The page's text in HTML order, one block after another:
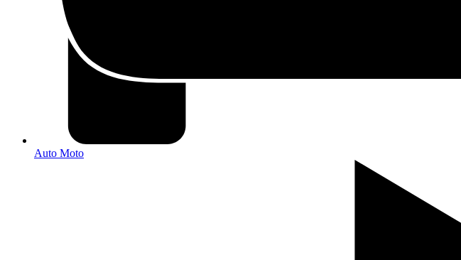
Auto Moto